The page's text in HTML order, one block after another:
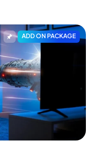
ADD ON PACKAGE